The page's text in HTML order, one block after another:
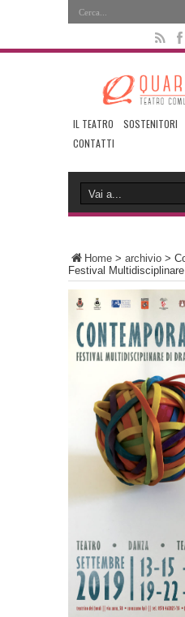
IL TEATRO SOSTENITORI
CONTATTI
Home > archivio >
Festival Multidisciplinare